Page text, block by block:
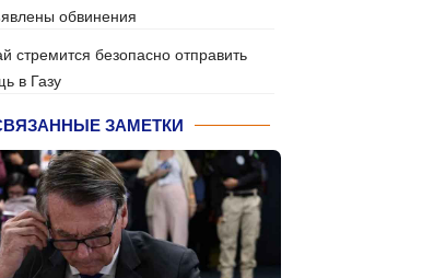
обвинения
стремится безопасно отправить
в Газу
ЗАМЕТКИ